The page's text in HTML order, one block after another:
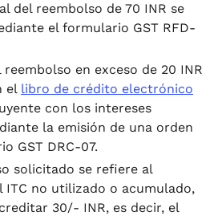
del reembolso de 70 INR se
el formulario GST RFD-
en exceso de 20 INR
el libro de crédito electrónico
con los intereses
la emisión de una orden
GST DRC-07.
solicitado se refiere al
ITC no utilizado o acumulado,
30/- INR, es decir, el